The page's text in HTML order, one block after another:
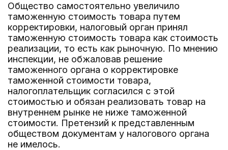
Общество самостоятельно увеличило
таможенную стоимость товара путем
корректировки, налоговый орган принял
таможенную стоимость товара как стоимость
реализации, то есть как рыночную. По мнению
инспекции, не обжаловав решение
таможенного органа о корректировке
таможенной стоимости товара,
налогоплательщик согласился с этой
стоимостью и обязан реализовать товар на
внутреннем рынке не ниже таможенной
стоимости. Претензий к представленным
обществом документам у налогового органа
не имелось.